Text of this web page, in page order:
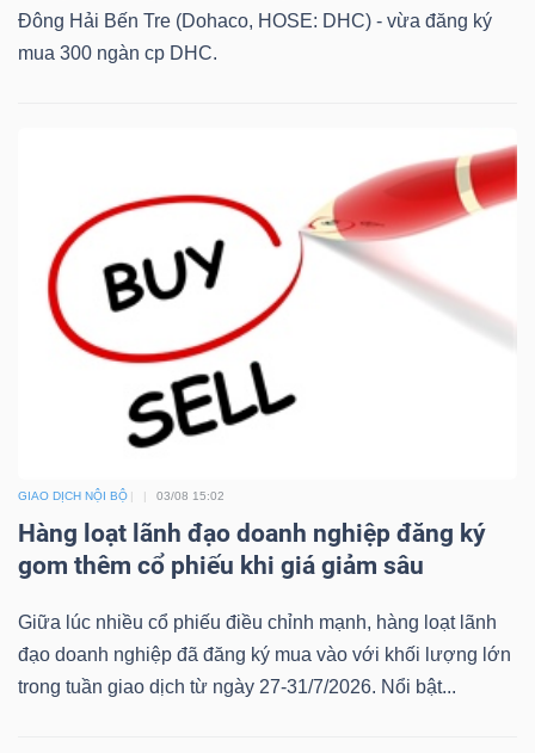
Đông Hải Bến Tre (Dohaco, HOSE: DHC) - vừa đăng ký
mua 300 ngàn cp DHC.
GIAO DỊCH NỘI BỘ 03/08 15:02
Hàng loạt lãnh đạo doanh nghiệp đăng ký
gom thêm cổ phiếu khi giá giảm sâu
Giữa lúc nhiều cổ phiếu điều chỉnh mạnh, hàng loạt lãnh
đạo doanh nghiệp đã đăng ký mua vào với khối lượng lớn
trong tuần giao dịch từ ngày 27-31/7/2026. Nổi bật...